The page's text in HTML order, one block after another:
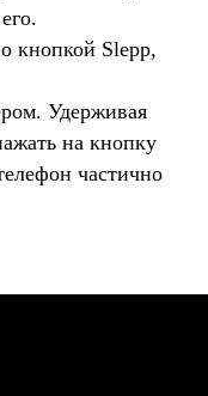
кнопкой Slepp,
Удерживая
на кнопку
частично